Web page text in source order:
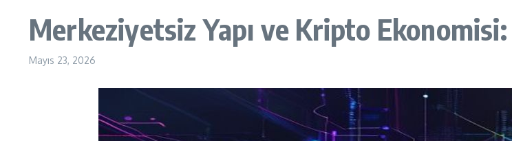
Merkeziyetsiz Yapı ve Kripto
Mayıs 23, 2026